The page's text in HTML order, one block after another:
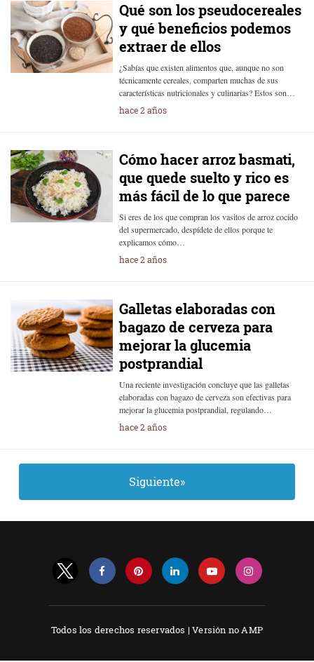
Qué son los pseudocereales
y qué beneficios podemos
extraer de ellos
¿Sabías que existen alimentos que, aunque no son
técnicamente cereales, comparten muchas de sus
características nutricionales y culinarias? Estos son…
hace 2 años
Cómo hacer arroz basmati,
que quede suelto y rico es
más fácil de lo que parece
Si eres de los que compran los vasitos de arroz cocido
del supermercado, despídete de ellos porque te
explicamos cómo…
hace 2 años
Galletas elaboradas con
bagazo de cerveza para
mejorar la glucemia
postprandial
Una reciente investigación concluye que las galletas
elaboradas con bagazo de cerveza son efectivas para
mejorar la glucemia postprandial, regulando…
hace 2 años
Siguiente»
Todos los derechos reservados |Versión no AMP